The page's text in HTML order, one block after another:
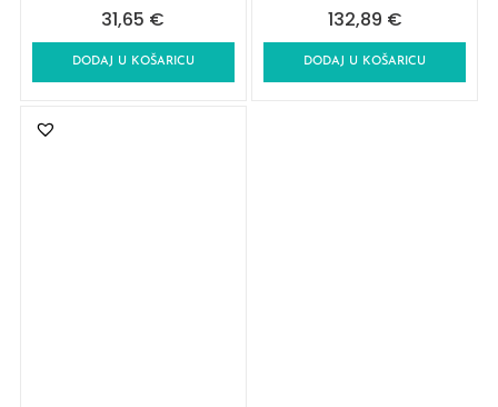
31,65 €
DODAJ U KOŠARICU
132,89 €
DODAJ U KOŠARICU